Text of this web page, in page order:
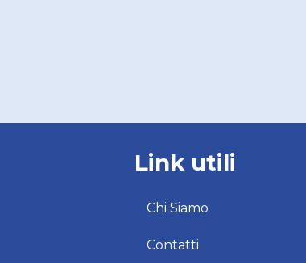
Link utili
Chi Siamo
Contatti